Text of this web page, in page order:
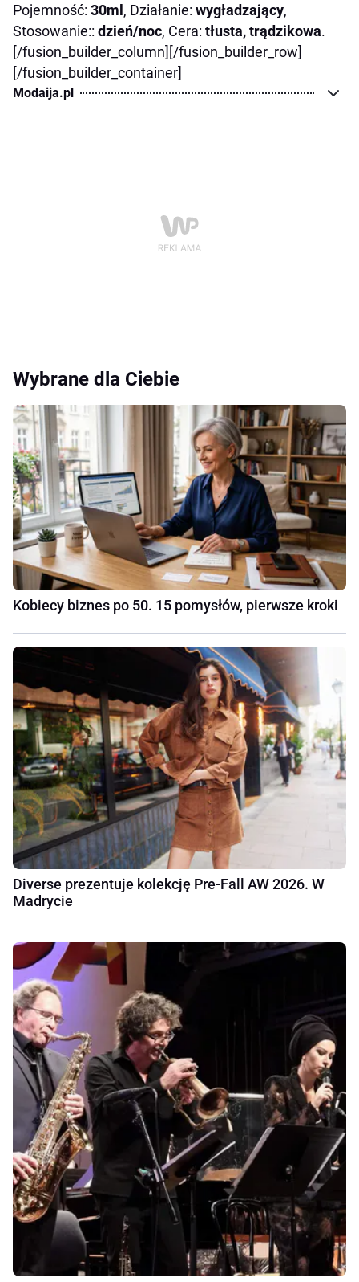
Pojemność: 30ml, Działanie: wygładzający,
Stosowanie:: dzień/noc, Cera: tłusta, trądzikowa.
[/fusion_builder_column][/fusion_builder_row]
[/fusion_builder_container]
Modaija.pl
Wybrane dla Ciebie
Kobiecy biznes po 50. 15 pomysłów, pierwsze kroki
Diverse prezentuje kolekcję Pre-Fall AW 2026. W
Madrycie